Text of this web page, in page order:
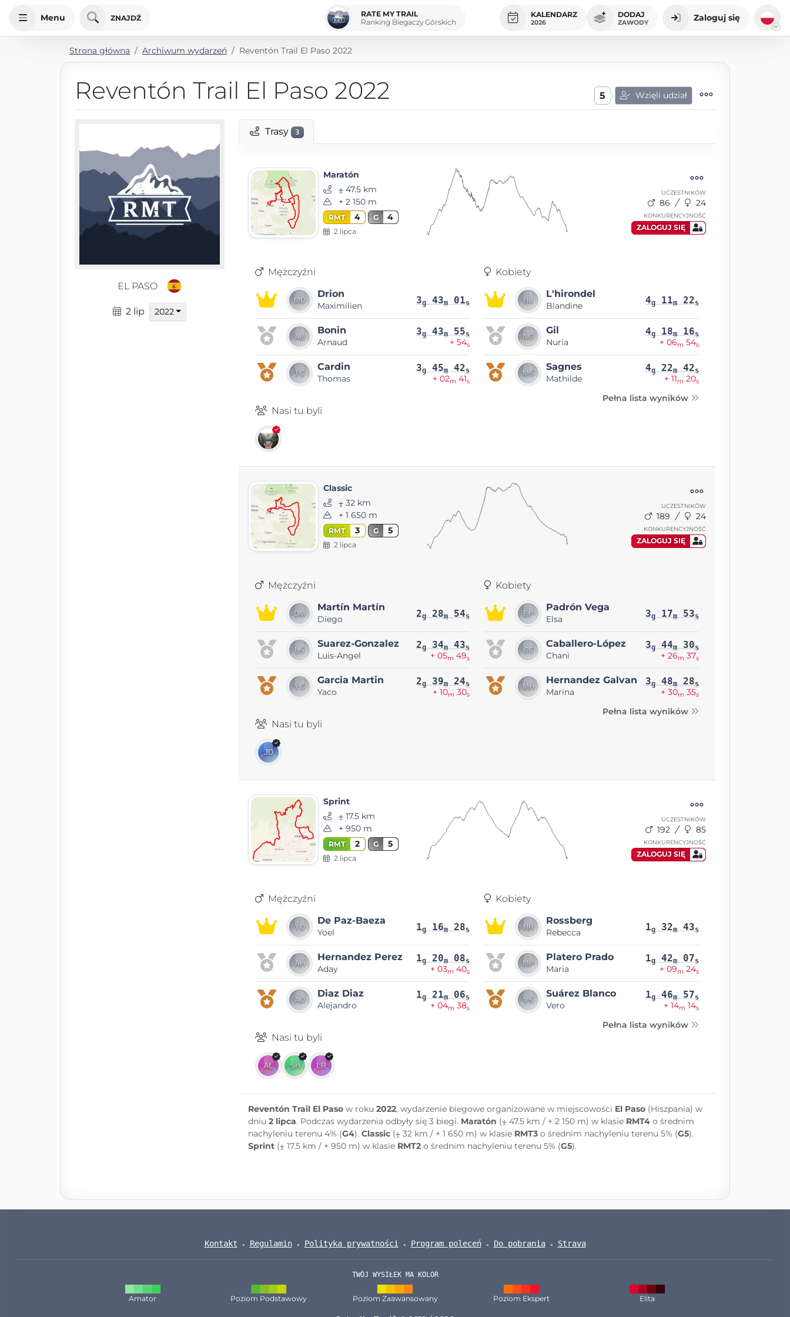
Menu ZNAJDŹ
RATE MY TRAIL
Ranking Biegaczy Górskich
KALENDARZ
2026
DODAJ
ZAWODY Zaloguj się
Strona główna Archiwum wydarzeń Reventón Trail El Paso 2022
Reventón Trail El Paso 2022 5 Wzięli udział
EL PASO
2 lip 2022
Trasy 3
Maratón
⨦ 47.5 km
+ 2 150 m
RMT 4 G 4
2 lipca
UCZESTNIKÓW
86 24
KONKURENCYJNOŚĆ
ZALOGUJ SIĘ
Mężczyźni
Drion
Maximilien 3g 43m 01s
Bonin
Arnaud
3g 43m 55s
+ 54s
Cardin
Thomas
3g 45m 42s
+ 02m 41s
Kobiety
L'hirondel
Blandine 4g 11m 22s
Gil
Nuria
4g 18m 16s
+ 06m 54s
Sagnes
Mathilde
4g 22m 42s
+ 11m 20s
Pełna lista wyników
Nasi tu byli
Classic
⨦ 32 km
+ 1 650 m
RMT 3 G 5
2 lipca
UCZESTNIKÓW
189 24
KONKURENCYJNOŚĆ
ZALOGUJ SIĘ
Mężczyźni
Martín Martín
Diego 2g 28m 54s
Suarez-Gonzalez
Luis-Angel
2g 34m 43s
+ 05m 49s
Garcia Martin
Yaco
2g 39m 24s
+ 10m 30s
Kobiety
Padrón Vega
Elsa 3g 17m 53s
Caballero-López
Chani
3g 44m 30s
+ 26m 37s
Hernandez Galvan
Marina
3g 48m 28s
+ 30m 35s
Pełna lista wyników
Nasi tu byli
Sprint
⨦ 17.5 km
+ 950 m
RMT 2 G 5
2 lipca
UCZESTNIKÓW
192 85
KONKURENCYJNOŚĆ
ZALOGUJ SIĘ
Mężczyźni
De Paz-Baeza
Yoel 1g 16m 28s
Hernandez Perez
Aday
1g 20m 08s
+ 03m 40s
Diaz Diaz
Alejandro
1g 21m 06s
+ 04m 38s
Kobiety
Rossberg
Rebecca 1g 32m 43s
Platero Prado
Maria
1g 42m 07s
+ 09m 24s
Suárez Blanco
Vero
1g 46m 57s
+ 14m 14s
Pełna lista wyników
Nasi tu byli
Reventón Trail El Pasow roku 2022, wydarzenie biegowe organizowane w miejscowości El Paso(Hiszpania) w
dniu 2 lipca. Podczas wydarzenia odbyły się 3 biegi. Maratón (⨦ 47.5 km / + 2 150 m) w klasie RMT4o średnim
nachyleniu terenu 4% (G4). Classic(⨦ 32 km / + 1 650 m) w klasie RMT3o średnim nachyleniu terenu 5% (G5).
Sprint(⨦ 17.5 km / + 950 m) w klasie RMT2o średnim nachyleniu terenu 5% (G5).
Kontakt Regulamin Polityka prywatności Program poleceń Do pobrania Strava
TWÓJ WYSIŁEK MA KOLOR
Amator Poziom Podstawowy Poziom Zaawansowany Poziom Ekspert Elita